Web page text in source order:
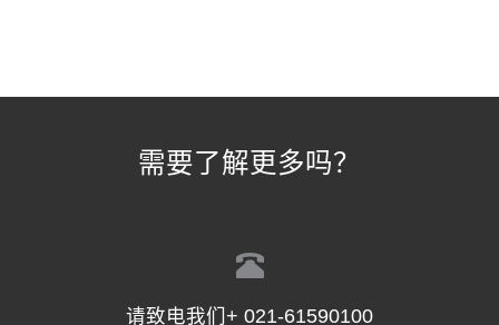
需要了解更多吗？
请致电我们+ 021-61590100